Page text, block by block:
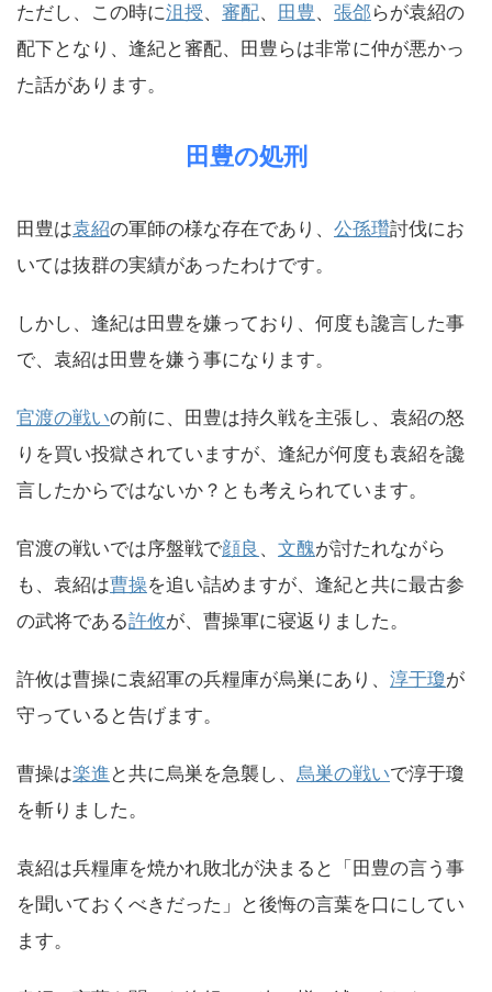
ただし、この時に沮授、 審配、 田豊、 張郃 らが袁紹の
配下となり、逢紀と審配、田豊らは非常に仲が悪かっ
た話があります。
田豊の処刑
田豊は袁紹の軍師の様な存在であり、 公孫瓚討伐にお
いては抜群の実績があったわけです。
しかし、逢紀は田豊を嫌っており、何度も讒言した事
で、袁紹は田豊を嫌う事になります。
官渡の戦いの前に、田豊は持久戦を主張し、袁紹の怒
りを買い投獄されていますが、逢紀が何度も袁紹を讒
言したからではないか？とも考えられています。
官渡の戦いでは序盤戦で顔良 、 文醜が討たれながら
も、袁紹は曹操を追い詰めますが、逢紀と共に最古参
の武将である許攸が、曹操軍に寝返りました。
許攸は曹操に袁紹軍の兵糧庫が烏巣にあり、 淳于瓊が
守っていると告げます。
曹操は楽進 と共に烏巣を急襲し、 烏巣の戦いで淳于瓊
を斬りました。
袁紹は兵糧庫を焼かれ敗北が決まると「田豊の言う事
を聞いておくべきだった」と後悔の言葉を口にしてい
ます。